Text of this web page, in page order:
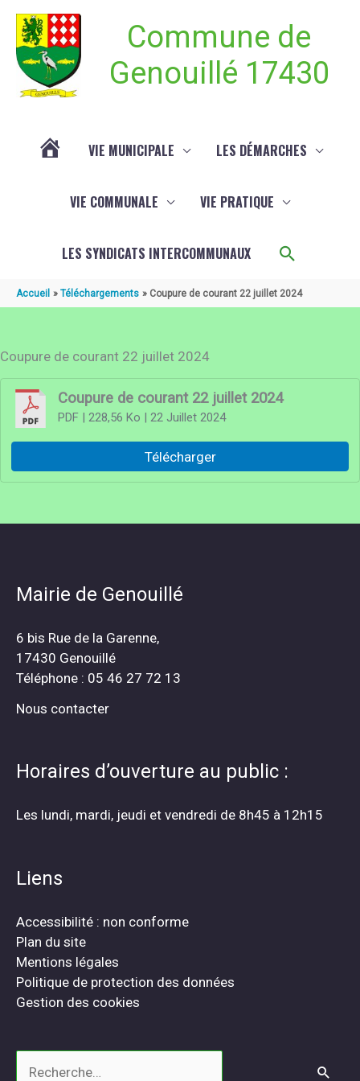
Commune de
Genouillé 17430
VIE MUNICIPALE LES DÉMARCHES
VIE COMMUNALE VIE PRATIQUE
LES SYNDICATS INTERCOMMUNAUX
Accueil Téléchargements Coupure de courant 22 juillet 2024
Coupure de courant 22 juillet 2024
Coupure de courant 22 juillet 2024
PDF| 228,56 Ko | 22 Juillet 2024
Télécharger
Mairie de Genouillé
6 bis Rue de la Garenne,
17430 Genouillé
Téléphone : 05 46 27 72 13
Nous contacter
Horaires d’ouverture au public :
Les lundi, mardi, jeudi et vendredi de 8h45 à 12h15
Liens
Accessibilité : non conforme
Plan du site
Mentions légales
Politique de protection des données
Gestion des cookies